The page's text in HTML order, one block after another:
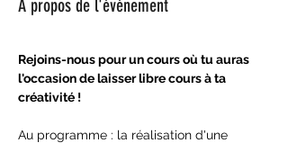
À propos de l'événement
Rejoins-nous pour un cours où tu auras
l'occasion de laisser libre cours à ta
créativité !
Au programme : la réalisation d'une